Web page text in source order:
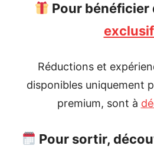
Pour bénéficier
Réductions et
disponibles uniquement
premium, sont à
Pour sortir,